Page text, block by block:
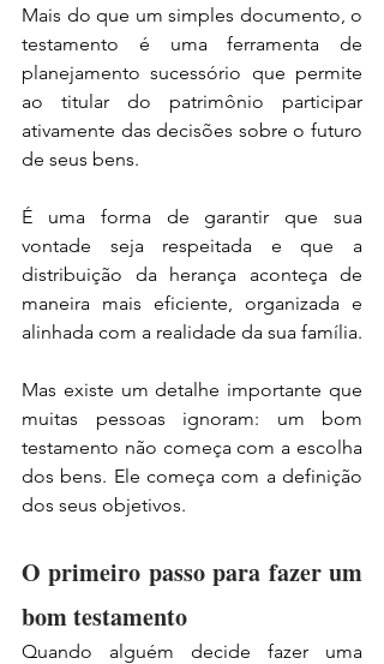
Mais do que um simples documento, o
testamento é uma ferramenta de
planejamento sucessório que permite
ao titular do patrimônio participar
ativamente das decisões sobre o futuro
de seus bens.
É uma forma de garantir que sua
vontade seja respeitada e que a
distribuição da herança aconteça de
maneira mais eficiente, organizada e
alinhada com a realidade da sua família.
Mas existe um detalhe importante que
muitas pessoas ignoram: um bom
testamento não começa com a escolha
dos bens. Ele começa com a definição
dos seus objetivos.
O primeiro passo para fazer um
bom testamento
Quando alguém decide fazer uma